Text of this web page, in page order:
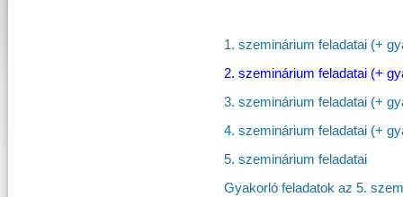
1. szeminárium feladatai (+
2. szeminárium feladatai (+
3. szeminárium feladatai (+
4. szeminárium feladatai (+
5. szeminárium feladatai
Gyakorló feladatok az 5.